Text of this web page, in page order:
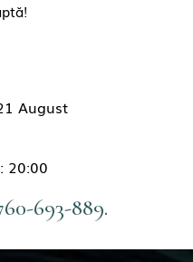
August
20:00
693-889.